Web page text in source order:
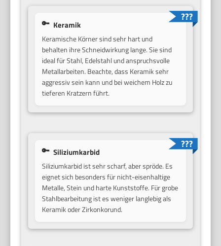
Keramik
Keramische Körner sind sehr hart und
behalten ihre Schneidwirkung lange. Sie sind
ideal für Stahl, Edelstahl und anspruchsvolle
Metallarbeiten. Beachte, dass Keramik sehr
aggressiv sein kann und bei weichem Holz zu
tieferen Kratzern führt.
Siliziumkarbid
Siliziumkarbid ist sehr scharf, aber spröde. Es
eignet sich besonders für nicht-eisenhaltige
Metalle, Stein und harte Kunststoffe. Für grobe
Stahlbearbeitung ist es weniger langlebig als
Keramik oder Zirkonkorund.